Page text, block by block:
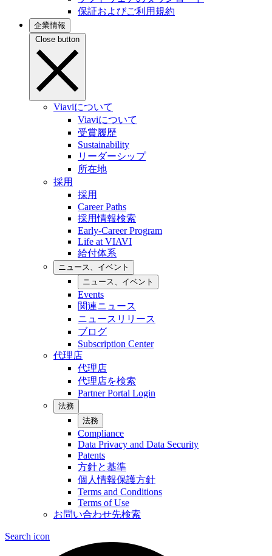
保証およびご利用規約
企業情報
Close button
Viaviについて
Viaviについて
受賞履歴
Sustainability
リーダーシップ
所在地
採用
採用
Career Paths
採用情報検索
Early-Career Program
Life at VIAVI
給付体系
ニュース、イベント
ニュース、イベント
Events
関連ニュース
ニュースリリース
ブログ
Subscription Center
代理店
代理店
代理店を検索
Partner Portal Login
法務
法務
Compliance
Data Privacy and Data Security
Patents
方針と基準
個人情報保護方針
Terms and Conditions
Terms of Use
お問い合わせ先検索
Search icon